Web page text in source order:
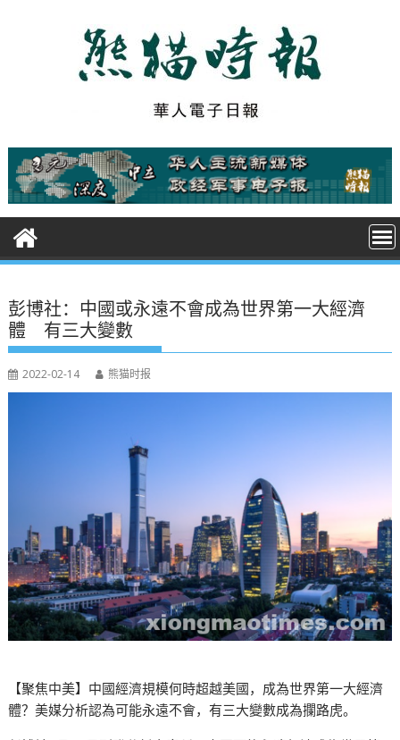
t
彭博社：中國或永遠不會成為世界第一大經濟
體 有三大變數
2022-02-14 熊猫时报
【聚焦中美】中國經濟規模何時超越美國，成為世界第一大經濟
體？美媒分析認為可能永遠不會，有三大變數成為攔路虎。